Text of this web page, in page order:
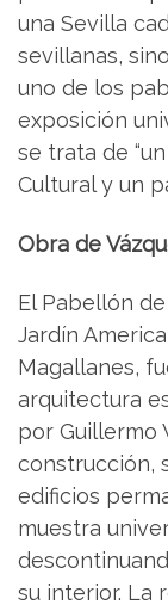
una Sevilla
sevillanas,
uno de los
exposición
se trata de
Cultural y un
Obra de
El Pabellón
Jardín
Magallanes,
arquitectura
por Guillermo
construcción,
edificios
muestra
su interior. La